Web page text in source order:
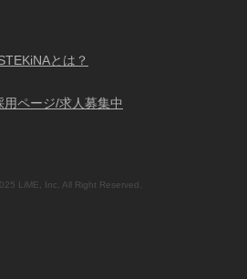
とは？
用ページ/求人募集中
LiME, Inc. All Right Reserved.